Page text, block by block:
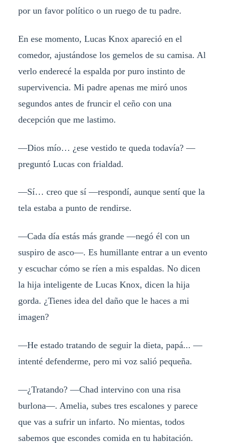
por un favor político o un ruego de tu padre.
En ese momento, Lucas Knox apareció en el
comedor, ajustándose los gemelos de su camisa. Al
verlo enderecé la espalda por puro instinto de
supervivencia. Mi padre apenas me miró unos
segundos antes de fruncir el ceño con una
decepción que me lastimo.
—Dios mío… ¿ese vestido te queda todavía? —
preguntó Lucas con frialdad.
—Sí… creo que sí —respondí, aunque sentí que la
tela estaba a punto de rendirse.
—Cada día estás más grande —negó él con un
suspiro de asco—. Es humillante entrar a un evento
y escuchar cómo se ríen a mis espaldas. No dicen
la hija inteligente de Lucas Knox, dicen la hija
gorda. ¿Tienes idea del daño que le haces a mi
imagen?
—He estado tratando de seguir la dieta, papá... —
intenté defenderme, pero mi voz salió pequeña.
—¿Tratando? —Chad intervino con una risa
burlona—. Amelia, subes tres escalones y parece
que vas a sufrir un infarto. No mientas, todos
sabemos que escondes comida en tu habitación.